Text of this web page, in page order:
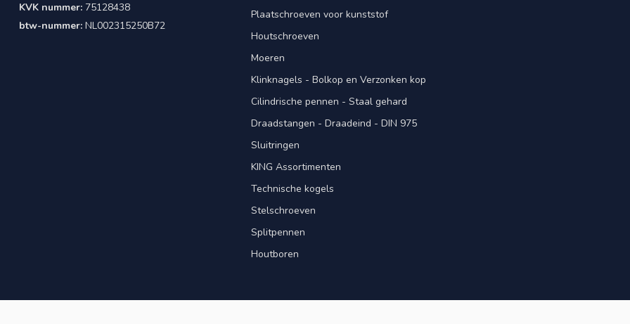
KVK nummer: 75128438
btw-nummer: NL002315250B72
Plaatschroeven voor kunststof
Houtschroeven
Moeren
Klinknagels - Bolkop en Verzonken kop
Cilindrische pennen - Staal gehard
Draadstangen - Draadeind - DIN 975
Sluitringen
KING Assortimenten
Technische kogels
Stelschroeven
Splitpennen
Houtboren